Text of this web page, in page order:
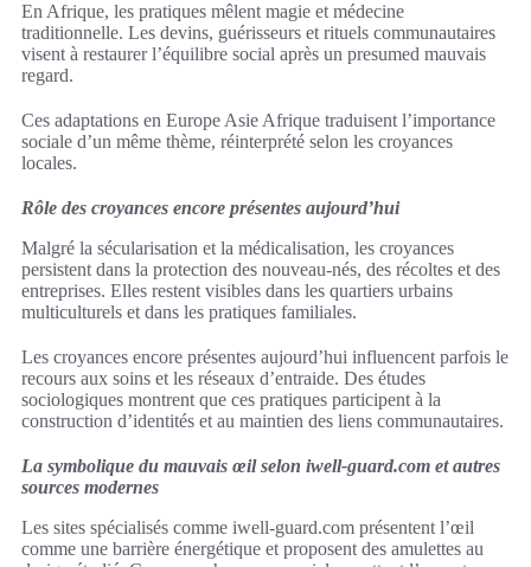
En Afrique, les pratiques mêlent magie et médecine
traditionnelle. Les devins, guérisseurs et rituels communautaires
visent à restaurer l’équilibre social après un presumed mauvais
regard.
Ces adaptations en Europe Asie Afrique traduisent l’importance
sociale d’un même thème, réinterprété selon les croyances
locales.
Rôle des croyances encore présentes aujourd’hui
Malgré la sécularisation et la médicalisation, les croyances
persistent dans la protection des nouveau-nés, des récoltes et des
entreprises. Elles restent visibles dans les quartiers urbains
multiculturels et dans les pratiques familiales.
Les croyances encore présentes aujourd’hui influencent parfois le
recours aux soins et les réseaux d’entraide. Des études
sociologiques montrent que ces pratiques participent à la
construction d’identités et au maintien des liens communautaires.
La symbolique du mauvais œil selon iwell-guard.com et autres
sources modernes
Les sites spécialisés comme iwell-guard.com présentent l’œil
comme une barrière énergétique et proposent des amulettes au